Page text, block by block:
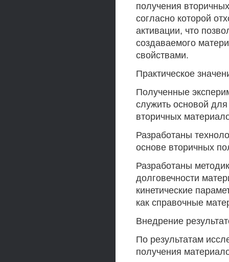
получения
согласно которой
активации, что
создаваемого
свойствами.
Практическое
Полученные
служить основой
вторичных
Разработаны
основе вторичных
Разработаны
долговечности
кинетические
как справочные
Внедрение
По результатам
получения